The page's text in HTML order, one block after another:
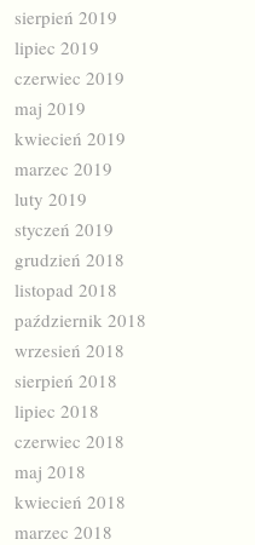
sierpień 2019
lipiec 2019
czerwiec 2019
maj 2019
kwiecień 2019
marzec 2019
luty 2019
styczeń 2019
grudzień 2018
listopad 2018
październik 2018
wrzesień 2018
sierpień 2018
lipiec 2018
czerwiec 2018
maj 2018
kwiecień 2018
marzec 2018